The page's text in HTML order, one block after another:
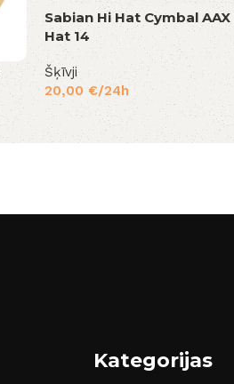
Sabian Hi Hat Cymbal AAX
Hat 14
Šķīvji
20,00 €/24h
Kategorijas